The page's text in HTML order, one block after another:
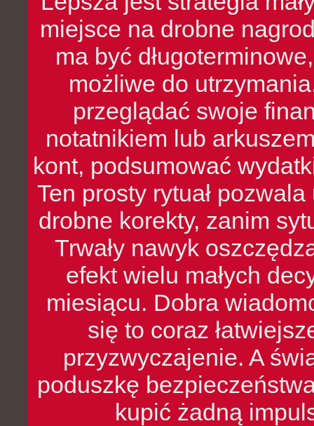
miejsce na drobne
ma być
możliwe do
przeglądać swoje
notatnikiem lub
kont, podsumować
Ten prosty rytuał
drobne korekty, zanim
Trwały nawyk
efekt wielu małych
miesiącu. Dobra
się to coraz
przyzwyczajenie. A
poduszkę
kupić żadną